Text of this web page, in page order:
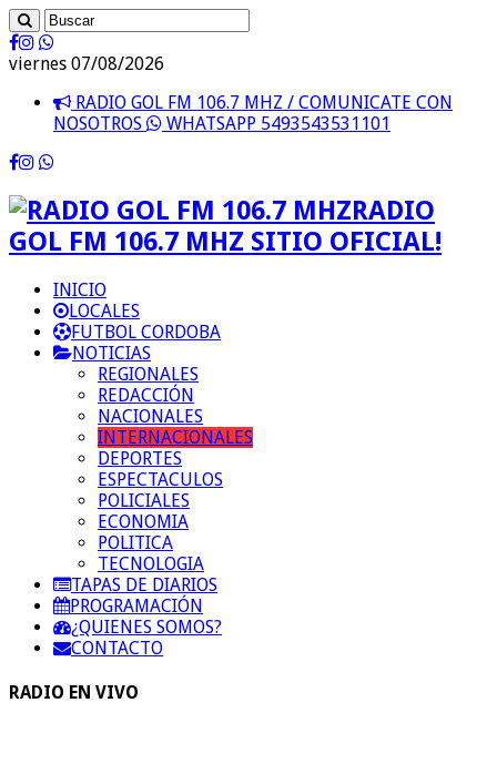
viernes 07/08/2026
RADIO GOL FM 106.7 MHZ / COMUNICATE CON
NOSOTROS
WHATSAPP 5493543531101
RADIO
GOL FM 106.7 MHZ SITIO OFICIAL!
INICIO
LOCALES
FUTBOL CORDOBA
NOTICIAS
REGIONALES
REDACCIÓN
NACIONALES
INTERNACIONALES
DEPORTES
ESPECTACULOS
POLICIALES
ECONOMIA
POLITICA
TECNOLOGIA
TAPAS DE DIARIOS
PROGRAMACIÓN
¿QUIENES SOMOS?
CONTACTO
RADIO EN VIVO